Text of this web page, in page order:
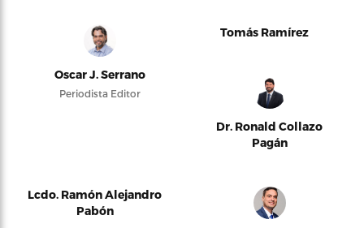
Oscar J. Serrano
Periodista Editor
Tomás Ramírez
Dr. Ronald Collazo
Pagán
Lcdo. Ramón Alejandro
Pabón